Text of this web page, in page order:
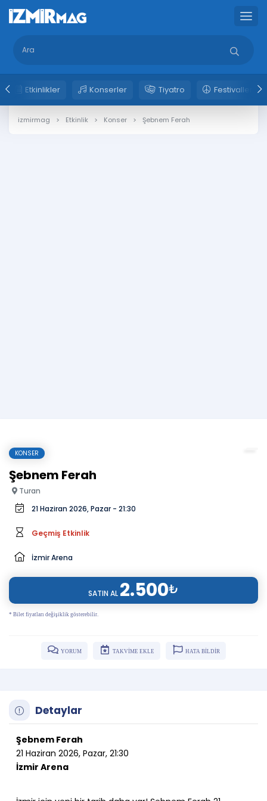
Etkinlikler Konserler Tiyatro Festivaller
izmirmag Etkinlik Konser Şebnem Ferah
KONSER
Şebnem Ferah
Turan
21 Haziran 2026, Pazar - 21:30
Geçmiş Etkinlik
İzmir Arena
SATIN AL 2.500₺
* Bilet fiyatları değişiklik gösterebilir.
YORUM TAKVİME EKLE HATA BİLDİR
Detaylar
Şebnem Ferah
21 Haziran 2026, Pazar, 21:30
İzmir Arena